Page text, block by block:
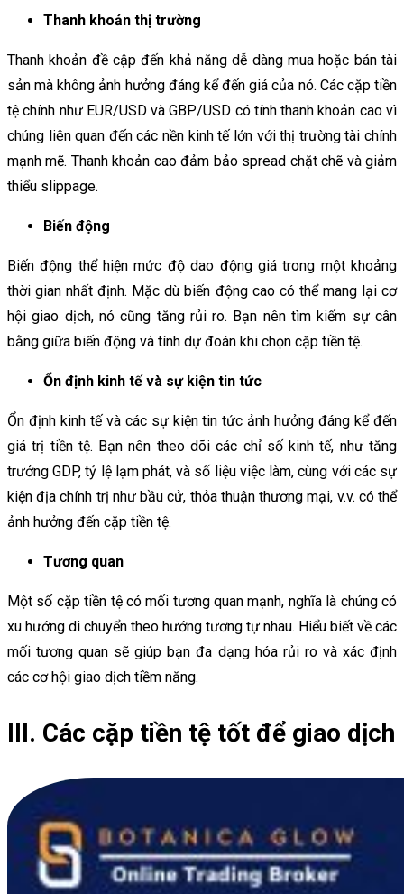
Thanh khoản thị trường
Thanh khoản đề cập đến khả năng dễ dàng mua hoặc bán tài
sản mà không ảnh hưởng đáng kể đến giá của nó. Các cặp tiền
tệ chính như EUR/USD và GBP/USD có tính thanh khoản cao vì
chúng liên quan đến các nền kinh tế lớn với thị trường tài chính
mạnh mẽ. Thanh khoản cao đảm bảo spread chặt chẽ và giảm
thiểu slippage.
Biến động
Biến động thể hiện mức độ dao động giá trong một khoảng
thời gian nhất định. Mặc dù biến động cao có thể mang lại cơ
hội giao dịch, nó cũng tăng rủi ro. Bạn nên tìm kiếm sự cân
bằng giữa biến động và tính dự đoán khi chọn cặp tiền tệ.
Ổn định kinh tế và sự kiện tin tức
Ổn định kinh tế và các sự kiện tin tức ảnh hưởng đáng kể đến
giá trị tiền tệ. Bạn nên theo dõi các chỉ số kinh tế, như tăng
trưởng GDP, tỷ lệ lạm phát, và số liệu việc làm, cùng với các sự
kiện địa chính trị như bầu cử, thỏa thuận thương mại, v.v. có thể
ảnh hưởng đến cặp tiền tệ.
Tương quan
Một số cặp tiền tệ có mối tương quan mạnh, nghĩa là chúng có
xu hướng di chuyển theo hướng tương tự nhau. Hiểu biết về các
mối tương quan sẽ giúp bạn đa dạng hóa rủi ro và xác định
các cơ hội giao dịch tiềm năng.
III. Các cặp tiền tệ tốt để giao dịch